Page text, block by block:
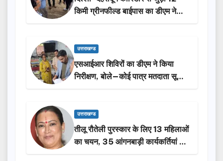
किमी ग्रीनफील्ड बाईपास का डीएम ने
किया निरीक्षण…
उत्तराखण्ड
एसआईआर शिविरों का डीएम ने किया
निरीक्षण, बोले—कोई पात्र मतदाता सूची
से न छूटे…
उत्तराखण्ड
तीलू रौतेली पुरस्कार के लिए 13 महिलाओं
का चयन, 35 आंगनबाड़ी कार्यकर्तियां भी
होंगी सम्मानित…